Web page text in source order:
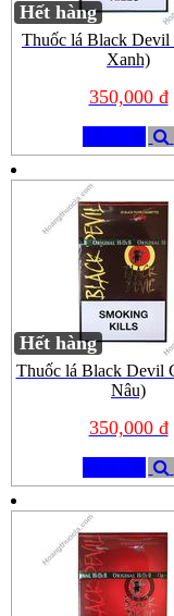
Hết hàng
Thuốc lá Black Devil
Xanh)
350,000 đ
Hết hàng
Thuốc lá Black Devil
Nâu)
350,000 đ